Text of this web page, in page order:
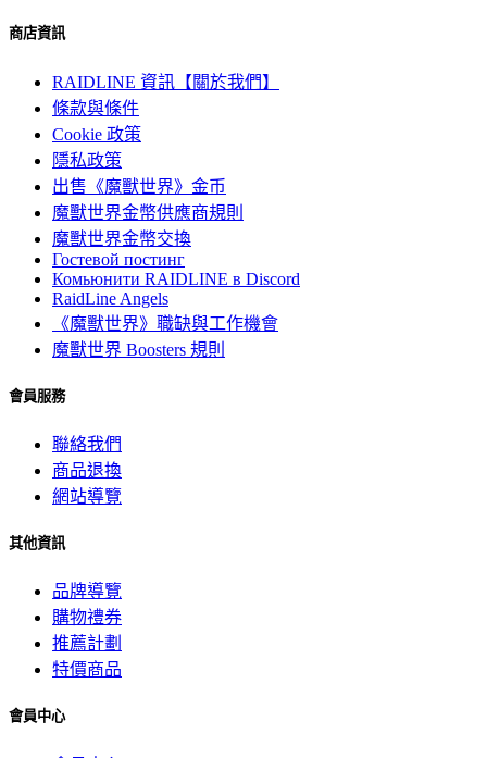
商店資訊
RAIDLINE 資訊【關於我們】
條款與條件
Cookie 政策
隱私政策
出售《魔獸世界》金币
魔獸世界金幣供應商規則
魔獸世界金幣交換
Гостевой постинг
Комьюнити RAIDLINE в Discord
RaidLine Angels
《魔獸世界》職缺與工作機會
魔獸世界 Boosters 規則
會員服務
聯絡我們
商品退換
網站導覽
其他資訊
品牌導覽
購物禮券
推薦計劃
特價商品
會員中心